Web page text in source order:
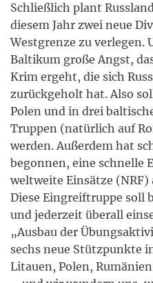
Schließlich plant
diesem Jahr zwei neue
Westgrenze zu verlegen.
Baltikum große Angst,
Krim ergeht, die sich
zurückgeholt hat. Also
Polen und in drei
Truppen (natürlich auf
werden. Außerdem hat
begonnen, eine schnelle
weltweite Einsätze
Diese Eingreiftruppe soll
und jederzeit überall
„Ausbau der
sechs neue Stützpunkte
Litauen, Polen,